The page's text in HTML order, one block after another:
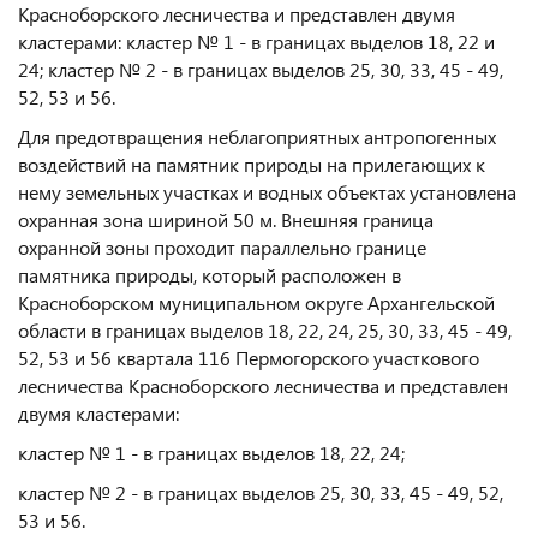
Красноборского лесничества и представлен двумя
кластерами: кластер № 1 - в границах выделов 18, 22 и
24; кластер № 2 - в границах выделов 25, 30, 33, 45 - 49,
52, 53 и 56.
Для предотвращения неблагоприятных антропогенных
воздействий на памятник природы на прилегающих к
нему земельных участках и водных объектах установлена
охранная зона шириной 50 м. Внешняя граница
охранной зоны проходит параллельно границе
памятника природы, который расположен в
Красноборском муниципальном округе Архангельской
области в границах выделов 18, 22, 24, 25, 30, 33, 45 - 49,
52, 53 и 56 квартала 116 Пермогорского участкового
лесничества Красноборского лесничества и представлен
двумя кластерами:
кластер № 1 - в границах выделов 18, 22, 24;
кластер № 2 - в границах выделов 25, 30, 33, 45 - 49, 52,
53 и 56.